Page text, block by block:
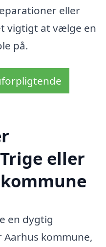
eller
vigtigt at vælge en
på.
eller
en dygtig
Aarhus kommune,